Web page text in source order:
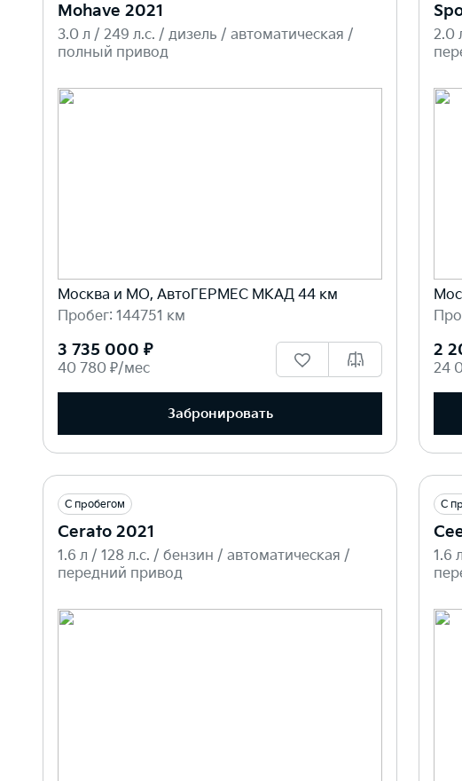
Mohave 2021
3.0 л / 249 л.c. / дизель / автоматическая /
полный привод
Москва и МО, АвтоГЕРМЕС МКАД 44 км
Пробег: 144751 км
3 735 000 ₽
40 780 ₽/мес
Забронировать
2.0
2
24
С пробегом
Cerato 2021
1.6 л / 128 л.c. / бензин / автоматическая /
передний привод
С
1.6